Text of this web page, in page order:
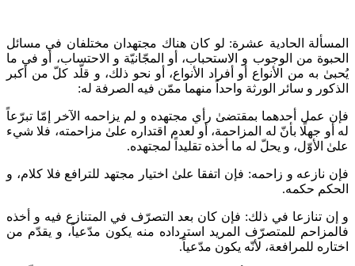
المسألة الحادية عشرة: لو كان هناك مجتهدان مختلفان في مسائل
الحبوة‌ من الوجوب و الاستحباب، أو المجّانيّة و الاحتساب، أو في ما
يُحبىٰ به من الأنواع أو أفراد الأنواع، أو نحو ذلك، و قلّد كلّ من أكبر
الذكور و سائر الورثة واحداً منهما ممّن فيه الصرفة له:
فإن عمل أحدهما بمقتضىٰ رأي مجتهده و لم يزاحمه الآخر إمّا تبرّعاً
له أو جهلًا بأنّ له المزاحمة، أو لعدم اقتداره علىٰ مزاحمته، فلا شي‌ء
علىٰ الأوّل، و يحلّ له ما أخذه تقليداً لمجتهده.
فإن نازعه و زاحمه: فإن اتفقا علىٰ اختيار مجتهد للترافع فلا كلام، و
الحكم حكمه.
و إن تنازعا في ذلك: فإن كان بعد التصرّف في المتنازع فيه و أخذه
فالمزاحم للمتصرّف المريد استرداده منه يكون مدّعياً، و يقدّم من
اختاره للمرافعة، لأنّه يكون مدّعياً.